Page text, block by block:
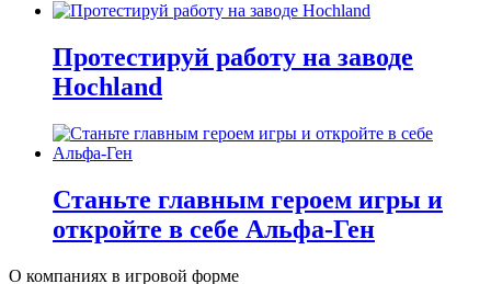
Протестируй работу на заводе
Hochland
Станьте главным героем игры и
откройте в себе Альфа-Ген
О компаниях в игровой форме